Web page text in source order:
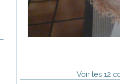
Voir les 12